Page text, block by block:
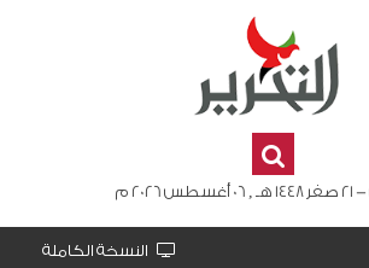
م
النسخة الكاملة